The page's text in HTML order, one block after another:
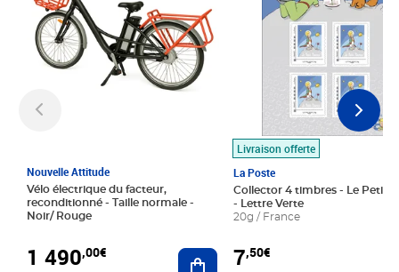
Nouvelle Attitude
Vélo électrique du facteur,
reconditionné - Taille normale -
Noir/ Rouge
1 490,00€ Ajouter au panier
Livraison offerte
La Poste
Collector 4 timbres - Le Petit
- Lettre Verte
20g / France
7,50€